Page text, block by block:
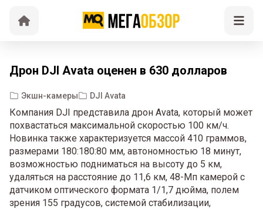
Дрон DJI Avata оценен в 630 долларов
Экшн-камеры DJI Avata
Компания DJI представила дрон Avata, который может
похвастаться максимальной скоростью 100 км/ч.
Новинка также характеризуется массой 410 граммов,
размерами 180:180:80 мм, автономностью 18 минут,
возможностью подниматься на высоту до 5 км,
удаляться на расстояние до 11,6 км, 48-Мп камерой с
датчиком оптического формата 1/1,7 дюйма, полем
зрения 155 градусов, системой стабилизации,